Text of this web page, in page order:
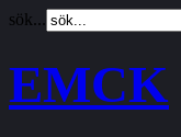
sök...
EMCK